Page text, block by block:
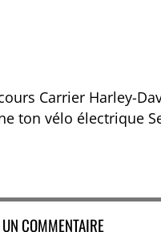
Carrier Harley-
ton vélo électrique
COMMENTAIRE